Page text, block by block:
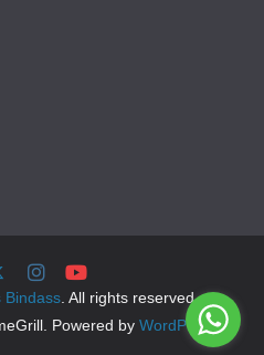
Bindass. All rights reserved.
Powered by WordPress.